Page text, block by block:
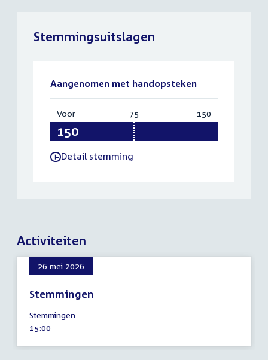
Stemmingsuitslagen
Aangenomen met handopsteken
Voor:
150
75 150
-Detail stemming
Activiteiten
26 mei 2026
Stemmingen
mei
2026
Stemmingen
Tijd
15:00